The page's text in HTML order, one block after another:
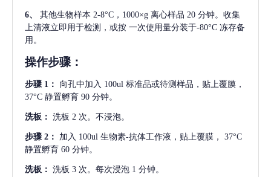
6、 其他生物样本 2-8°C，1000×g 离心样品 20 分钟。收集
上清液立即用于检测，或按 一次使用量分装于-80°C 冻存备
用。
操作步骤：
步骤 1： 向孔中加入 100ul 标准品或待测样品，贴上覆膜，
37°C 静置孵育 90 分钟。
洗板： 洗板 2 次。不浸泡。
步骤 2： 加入 100ul 生物素-抗体工作液，贴上覆膜， 37°C
静置孵育 60 分钟。
洗板： 洗板 3 次。每次浸泡 1 分钟。